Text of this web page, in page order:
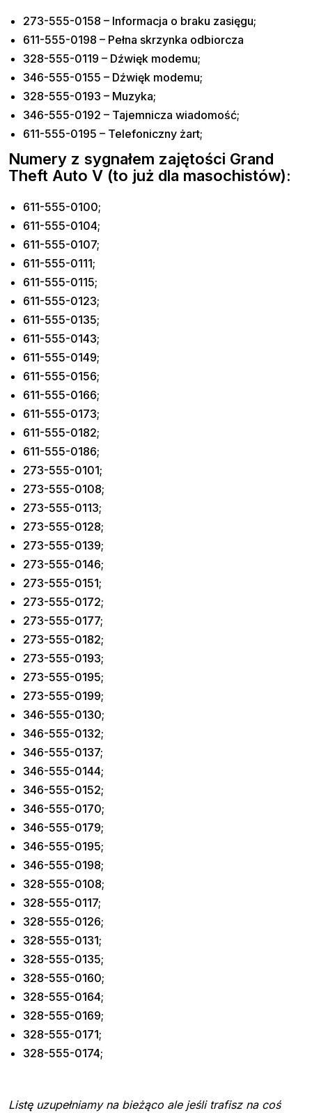
273-555-0158 – Informacja o braku zasięgu;
611-555-0198 – Pełna skrzynka odbiorcza
328-555-0119 – Dźwięk modemu;
346-555-0155 – Dźwięk modemu;
328-555-0193 – Muzyka;
346-555-0192 – Tajemnicza wiadomość;
611-555-0195 – Telefoniczny żart;
Numery z sygnałem zajętości Grand
Theft Auto V (to już dla masochistów):
611-555-0100;
611-555-0104;
611-555-0107;
611-555-0111;
611-555-0115;
611-555-0123;
611-555-0135;
611-555-0143;
611-555-0149;
611-555-0156;
611-555-0166;
611-555-0173;
611-555-0182;
611-555-0186;
273-555-0101;
273-555-0108;
273-555-0113;
273-555-0128;
273-555-0139;
273-555-0146;
273-555-0151;
273-555-0172;
273-555-0177;
273-555-0182;
273-555-0193;
273-555-0195;
273-555-0199;
346-555-0130;
346-555-0132;
346-555-0137;
346-555-0144;
346-555-0152;
346-555-0170;
346-555-0179;
346-555-0195;
346-555-0198;
328-555-0108;
328-555-0117;
328-555-0126;
328-555-0131;
328-555-0135;
328-555-0160;
328-555-0164;
328-555-0169;
328-555-0171;
328-555-0174;
Listę uzupełniamy na bieżąco ale jeśli trafisz na coś